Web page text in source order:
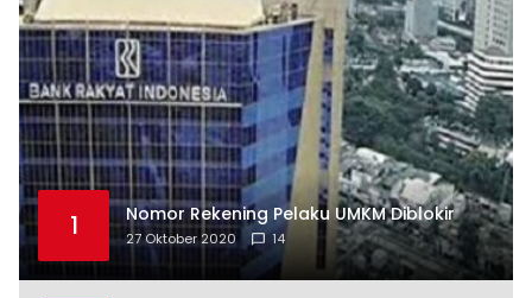
1 Nomor Rekening Pelaku UMKM Diblokir
27 Oktober 2020 14